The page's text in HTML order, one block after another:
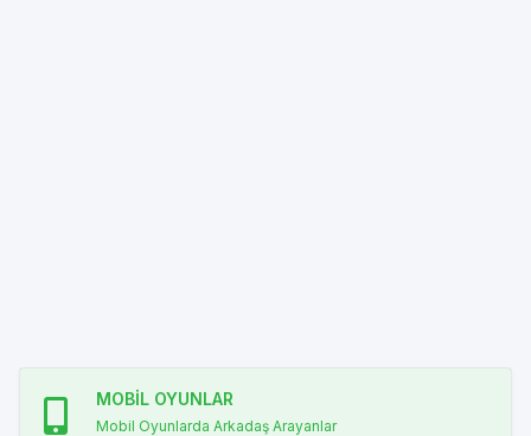
MOBİL OYUNLAR
Mobil Oyunlarda Arkadaş Arayanlar